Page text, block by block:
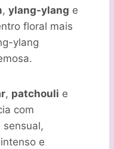
, ylang-ylang e
floral mais
ylang
, patchouli e
com
e